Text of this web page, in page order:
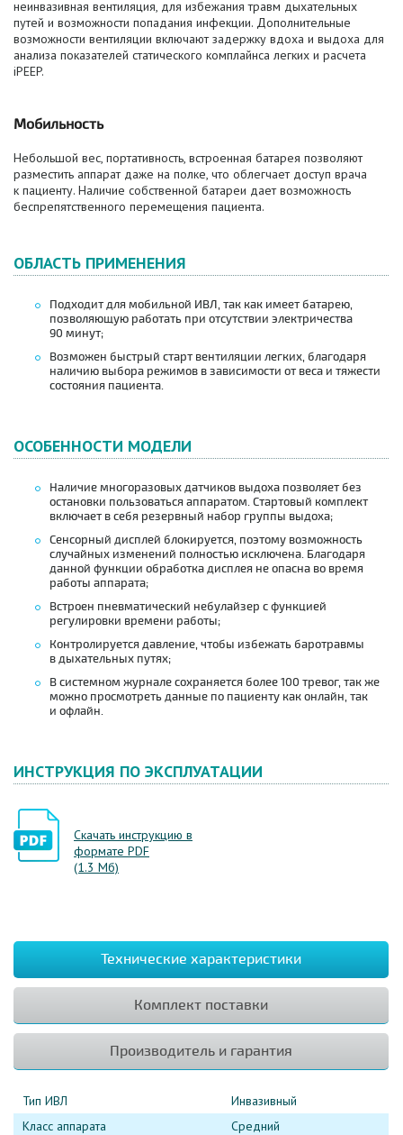
неинвазивная вентиляция, для избежания травм дыхательных
путей и возможности попадания инфекции. Дополнительные
возможности вентиляции включают задержку вдоха и выдоха для
анализа показателей статического комплайнса легких и расчета
iPEEP.
Мобильность
Небольшой вес, портативность, встроенная батарея позволяют
разместить аппарат даже на полке, что облегчает доступ врача
к пациенту. Наличие собственной батареи дает возможность
беспрепятственного перемещения пациента.
ОБЛАСТЬ ПРИМЕНЕНИЯ
Подходит для мобильной ИВЛ, так как имеет батарею,
позволяющую работать при отсутствии электричества
90 минут;
Возможен быстрый старт вентиляции легких, благодаря
наличию выбора режимов в зависимости от веса и тяжести
состояния пациента.
ОСОБЕННОСТИ МОДЕЛИ
Наличие многоразовых датчиков выдоха позволяет без
остановки пользоваться аппаратом. Стартовый комплект
включает в себя резервный набор группы выдоха;
Сенсорный дисплей блокируется, поэтому возможность
случайных изменений полностью исключена. Благодаря
данной функции обработка дисплея не опасна во время
работы аппарата;
Встроен пневматический небулайзер с функцией
регулировки времени работы;
Контролируется давление, чтобы избежать баротравмы
в дыхательных путях;
В системном журнале сохраняется более 100 тревог, так же
можно просмотреть данные по пациенту как онлайн, так
и офлайн.
ИНСТРУКЦИЯ ПО ЭКСПЛУАТАЦИИ
Скачать инструкцию в
формате PDF
(1.3 Мб)
Технические характеристики
Комплект поставки
Производитель и гарантия
Тип ИВЛ
Инвазивный
Класс аппарата
Средний